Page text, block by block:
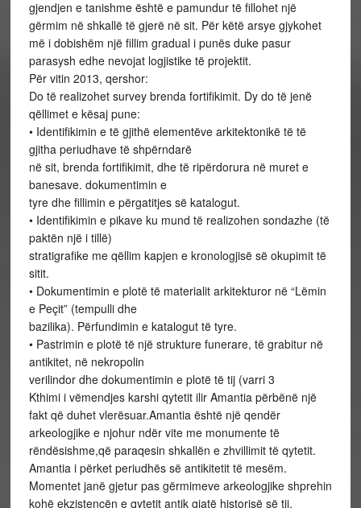
gjendjen e tanishme është e pamundur të fillohet një
gërmim në shkallë të gjerë në sit. Për këtë arsye gjykohet
më i dobishëm një fillim gradual i punës duke pasur
parasysh edhe nevojat logjistike të projektit.
Për vitin 2013, qershor:
Do të realizohet survey brenda fortifikimit. Dy do të jenë
qëllimet e kësaj pune:
• Identifikimin e të gjithë elementëve arkitektonikë të të
gjitha periudhave të shpërndarë
në sit, brenda fortifikimit, dhe të ripërdorura në muret e
banesave. dokumentimin e
tyre dhe fillimin e përgatitjes së katalogut.
• Identifikimin e pikave ku mund të realizohen sondazhe (të
paktën një i tillë)
stratigrafike me qëllim kapjen e kronologjisë së okupimit të
sitit.
• Dokumentimin e plotë të materialit arkitekturor në “Lëmin
e Peçit” (tempulli dhe
bazilika). Përfundimin e katalogut të tyre.
• Pastrimin e plotë të një strukture funerare, të grabitur në
antikitet, në nekropolin
verilindor dhe dokumentimin e plotë të tij (varri 3
Kthimi i vëmendjes karshi qytetit ilir Amantia përbënë një
fakt që duhet vlerësuar.Amantia është një qendër
arkeologjike e njohur ndër vite me monumente të
rëndësishme,që paraqesin shkallën e zhvillimit të qytetit.
Amantia i përket periudhës së antikitetit të mesëm.
Momentet janë gjetur pas gërmimeve arkeologjike shprehin
kohë ekzistencën e qytetit antik gjatë historisë së tij.